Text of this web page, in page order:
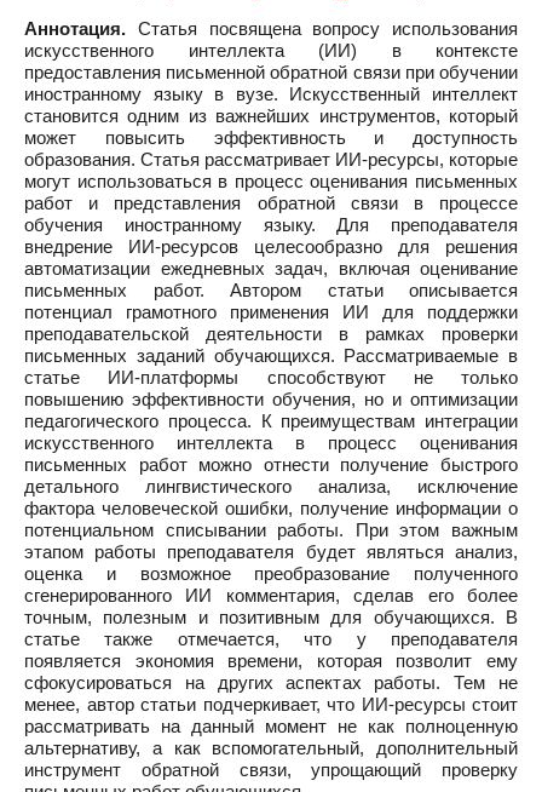
Аннотация. Статья посвящена вопросу использования
искусственного интеллекта (ИИ) в контексте
предоставления письменной обратной связи при обучении
иностранному языку в вузе. Искусственный интеллект
становится одним из важнейших инструментов, который
может повысить эффективность и доступность
образования. Статья рассматривает ИИ-ресурсы, которые
могут использоваться в процесс оценивания письменных
работ и представления обратной связи в процессе
обучения иностранному языку. Для преподавателя
внедрение ИИ-ресурсов целесообразно для решения
автоматизации ежедневных задач, включая оценивание
письменных работ. Автором статьи описывается
потенциал грамотного применения ИИ для поддержки
преподавательской деятельности в рамках проверки
письменных заданий обучающихся. Рассматриваемые в
статье ИИ-платформы способствуют не только
повышению эффективности обучения, но и оптимизации
педагогического процесса. К преимуществам интеграции
искусственного интеллекта в процесс оценивания
письменных работ можно отнести получение быстрого
детального лингвистического анализа, исключение
фактора человеческой ошибки, получение информации о
потенциальном списывании работы. При этом важным
этапом работы преподавателя будет являться анализ,
оценка и возможное преобразование полученного
сгенерированного ИИ комментария, сделав его более
точным, полезным и позитивным для обучающихся. В
статье также отмечается, что у преподавателя
появляется экономия времени, которая позволит ему
сфокусироваться на других аспектах работы. Тем не
менее, автор статьи подчеркивает, что ИИ-ресурсы стоит
рассматривать на данный момент не как полноценную
альтернативу, а как вспомогательный, дополнительный
инструмент обратной связи, упрощающий проверку